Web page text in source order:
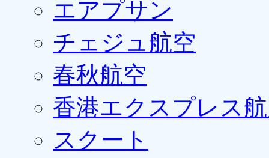
エアプサン
チェジュ航空
春秋航空
香港エクスプレス
スクート